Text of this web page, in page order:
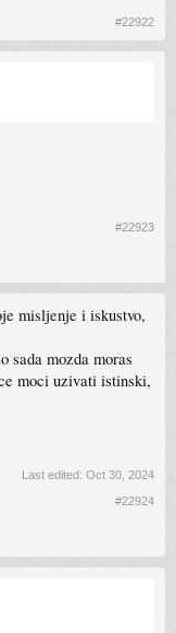
#22922
#22923
misljenje i iskustvo,
sada mozda moras
moci uzivati istinski,
Last edited: Oct 30, 2024
#22924